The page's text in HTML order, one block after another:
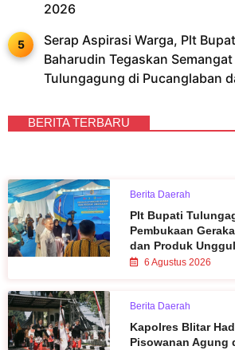
2026
Serap Aspirasi Warga, Plt
Baharudin Tegaskan
Tulungagung di Pucanglaban
BERITA TERBARU
Berita Daerah
Plt Bupati
Pembukaan
dan Produk
6 Agustus 2026
Berita Daerah
Kapolres Blitar
Pisowanan Agung